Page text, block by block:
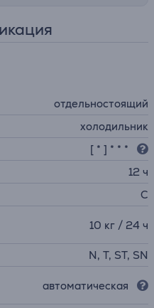
отдельностоящий
холодильник
[ * ] * * *
12 ч
C
10 кг / 24 ч
N, T, ST, SN
автоматическая